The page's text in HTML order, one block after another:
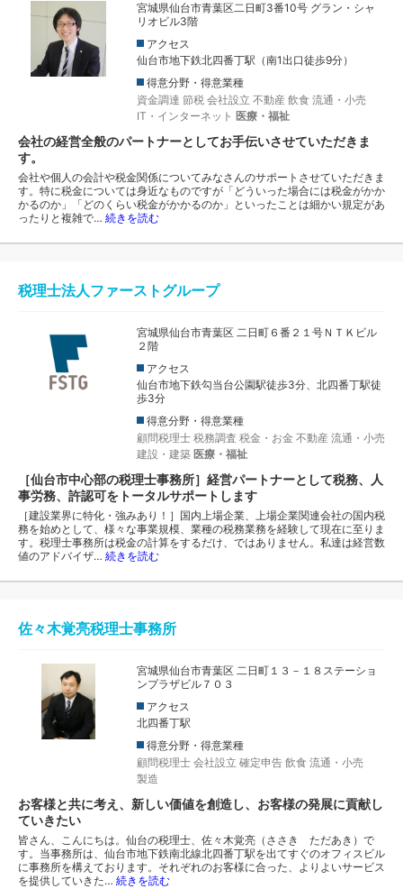
宮城県仙台市青葉区二日町3番10号 グラン・シャ
リオビル3階
アクセス
仙台市地下鉄北四番丁駅（南1出口徒歩9分）
得意分野・得意業種
資金調達 節税 会社設立 不動産 飲食 流通・小売
IT・インターネット 医療・福祉
会社の経営全般のパートナーとしてお手伝いさせていただきま
す。
会社や個人の会計や税金関係についてみなさんのサポートさせていただきま
す。特に税金については身近なものですが「どういった場合には税金がかか
かるのか」「どのくらい税金がかかるのか」といったことは細かい規定があ
ったりと複雑で… 続きを読む
税理士法人ファーストグループ
宮城県仙台市青葉区 二日町６番２１号ＮＴＫビル
２階
アクセス
仙台市地下鉄勾当台公園駅徒歩3分、北四番丁駅徒
歩3分
得意分野・得意業種
顧問税理士 税務調査 税金・お金 不動産 流通・小売
建設・建築 医療・福祉
［仙台市中心部の税理士事務所］経営パートナーとして税務、人
事労務、許認可をトータルサポートします
［建設業界に特化・強みあり！］国内上場企業、上場企業関連会社の国内税
務を始めとして、様々な事業規模、業種の税務業務を経験して現在に至りま
す。税理士事務所は税金の計算をするだけ、ではありません。私達は経営数
値のアドバイザ… 続きを読む
佐々木覚亮税理士事務所
宮城県仙台市青葉区 二日町１３－１８ステーショ
ンプラザビル７０３
アクセス
北四番丁駅
得意分野・得意業種
顧問税理士 会社設立 確定申告 飲食 流通・小売
製造
お客様と共に考え、新しい価値を創造し、お客様の発展に貢献し
ていきたい
皆さん、こんにちは。仙台の税理士、佐々木覚亮（ささき ただあき）で
す。当事務所は、仙台市地下鉄南北線北四番丁駅を出てすぐのオフィスビル
に事務所を構えております。それぞれのお客様に合った、よりよいサービス
を提供していきた… 続きを読む